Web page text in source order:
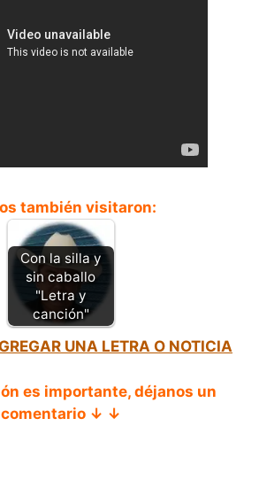
también visitaron:
Con la silla y
sin caballo
"Letra y
canción"
UNA LETRA O NOTICIA
es importante, déjanos un
comentario ↓ ↓